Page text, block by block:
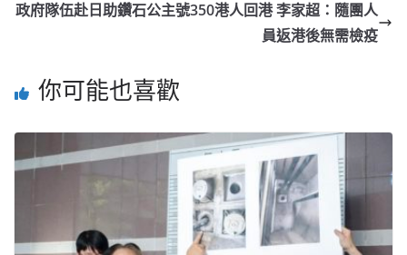
政府隊伍赴日助鑽石公主號350港人回港 李家超：隨團人
員返港後無需檢疫
你可能也喜歡